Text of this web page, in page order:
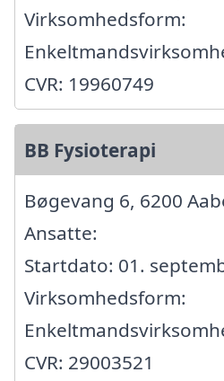
Virksomhedsform:
CVR: 19960749
BB Fysioterapi
Bøgevang 6, 6200
Ansatte:
Startdato: 01.
Virksomhedsform:
CVR: 29003521